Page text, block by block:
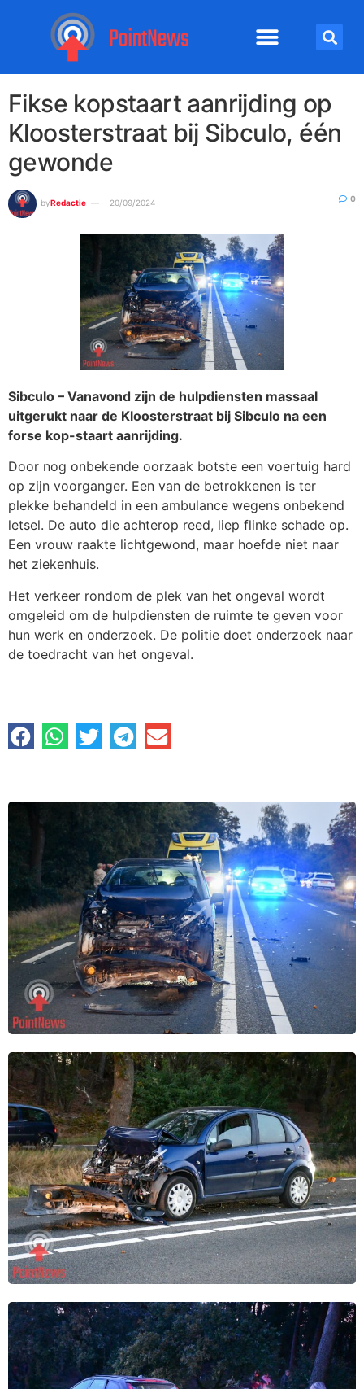
Fikse kopstaart aanrijding op
Kloosterstraat bij Sibculo, één
gewonde
byRedactie 20/09/2024 0
Sibculo – Vanavond zijn de hulpdiensten massaal
uitgerukt naar de Kloosterstraat bij Sibculo na een
forse kop-staart aanrijding.
Door nog onbekende oorzaak botste een voertuig hard
op zijn voorganger. Een van de betrokkenen is ter
plekke behandeld in een ambulance wegens onbekend
letsel. De auto die achterop reed, liep flinke schade op.
Een vrouw raakte lichtgewond, maar hoefde niet naar
het ziekenhuis.
Het verkeer rondom de plek van het ongeval wordt
omgeleid om de hulpdiensten de ruimte te geven voor
hun werk en onderzoek. De politie doet onderzoek naar
de toedracht van het ongeval.